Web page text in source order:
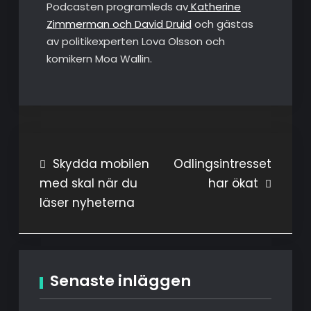
Podcasten programleds avKatherine
Zimmerman och David Druid och gästas
av politikexperten Lova Olsson och
komikern Moa Wallin.
Inläggsnavigering
Skydda mobilen
med skal när du
läser nyheterna
Odlingsintresset
har ökat
Senaste inläggen